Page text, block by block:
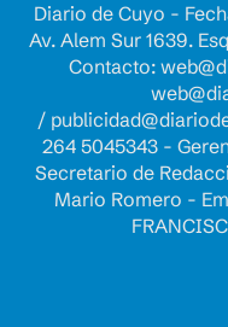
Diario de Cuyo -
Av. Alem Sur 1639.
Contacto:
/
264 5045343 -
Secretario de
Mario Romero -